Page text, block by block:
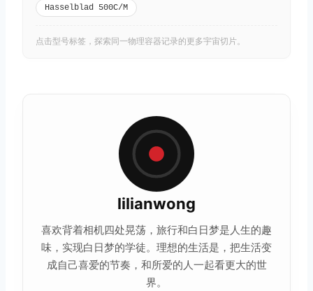
Hasselblad 500C/M
点击型号标签，探索同一物理容器记录的更多宇宙切片。
lilianwong
喜欢背着相机四处晃荡，旅行和白日梦是人生的趣
味，实现白日梦的学徒。理想的生活是，把生活变
成自己喜爱的节奏，和所爱的人一起看更大的世
界。